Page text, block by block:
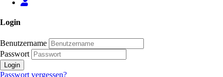
Login
Benutzername
Passwort
Login
Passwort vergessen?